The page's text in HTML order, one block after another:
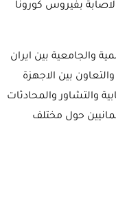
بفيروس كورونا
والجامعية بين ايران
بين الاجهزة
والتشاور والمحادثات
حول مختلف